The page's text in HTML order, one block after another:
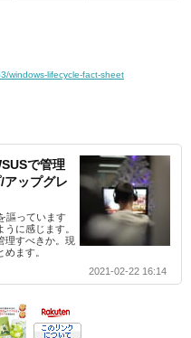
windows-lifecycle-fact-sheet
で管理
ップグレ
謳っています
に感じます。
理すべきか。現
ます。
2021-02-22 16:14